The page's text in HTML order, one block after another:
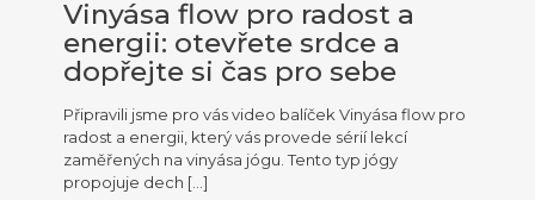
Vinyása flow pro radost a
energii: otevřete srdce a
dopřejte si čas pro sebe
Připravili jsme pro vás video balíček Vinyása flow pro
radost a energii, který vás provede sérií lekcí
zaměřených na vinyása jógu. Tento typ jógy
propojuje dech […]